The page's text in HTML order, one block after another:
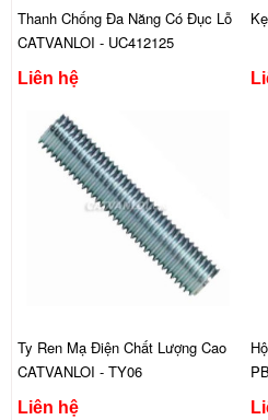
Thanh Chống Đa Năng Có Đục Lỗ
CATVANLOI - UC412125
Liên hệ
Ty Ren Mạ Điện Chất Lượng Cao
CATVANLOI - TY06
Liên hệ